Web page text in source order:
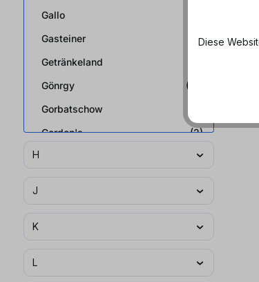
Gallo
(2)
Gasteiner
Getränkeland
(21)
Gönrgy
Gorbatschow
(2)
Gordon's
(2)
(2)
Granini
(1)
Grevensteiner
(2)
(2)
Guinness
H
J
K
L
Diese